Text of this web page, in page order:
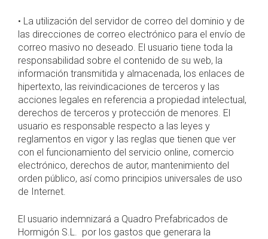
• La utilización del servidor de correo del dominio y de
las direcciones de correo electrónico para el envío de
correo masivo no deseado. El usuario tiene toda la
responsabilidad sobre el contenido de su web, la
información transmitida y almacenada, los enlaces de
hipertexto, las reivindicaciones de terceros y las
acciones legales en referencia a propiedad intelectual,
derechos de terceros y protección de menores. El
usuario es responsable respecto a las leyes y
reglamentos en vigor y las reglas que tienen que ver
con el funcionamiento del servicio online, comercio
electrónico, derechos de autor, mantenimiento del
orden público, así como principios universales de uso
de Internet.
El usuario indemnizará a Quadro Prefabricados de
Hormigón S.L. por los gastos que generara la